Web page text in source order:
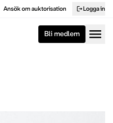
Ansök om auktorisation logoutLogga in
Bli medlem menu